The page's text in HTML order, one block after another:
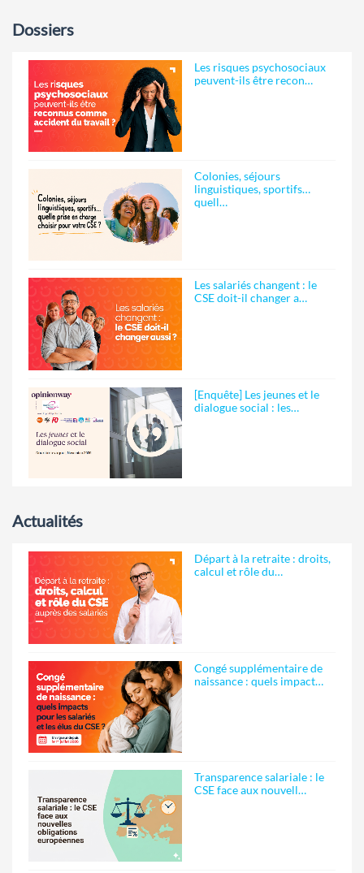
Dossiers
Les risques psychosociaux
peuvent-ils être recon…
Colonies, séjours
linguistiques, sportifs…
quell…
Les salariés changent : le
CSE doit-il changer a…
[Enquête] Les jeunes et le
dialogue social : les…
Actualités
Départ à la retraite : droits,
calcul et rôle du…
Congé supplémentaire de
naissance : quels impact…
Transparence salariale : le
CSE face aux nouvell…